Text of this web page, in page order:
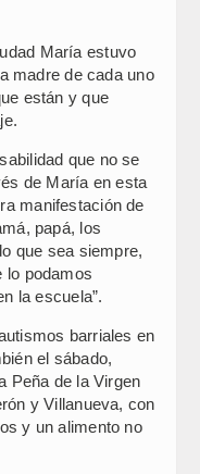
María estuvo
madre de cada uno
están y que
que no se
de María en esta
manifestación de
papá, los
que sea siempre,
lo podamos
la escuela”.
barriales en
el sábado,
Peña de la Virgen
y Villanueva, con
y un alimento no